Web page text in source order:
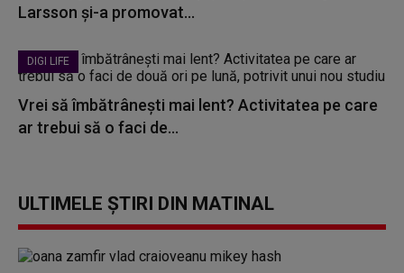
Larsson și-a promovat...
DIGI LIFE
Vrei să îmbătrânești mai lent? Activitatea pe care
ar trebui să o faci de...
ULTIMELE ȘTIRI DIN MATINAL